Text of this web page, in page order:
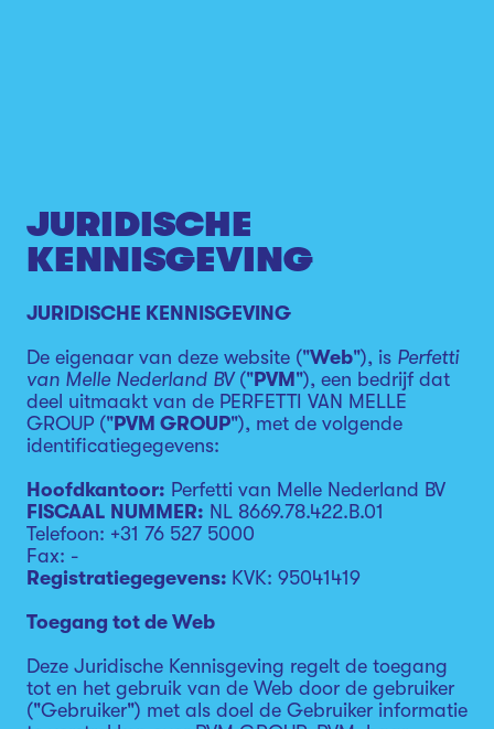
JURIDISCHE
KENNISGEVING
JURIDISCHE KENNISGEVING
De eigenaar van deze website ("Web"), is Perfetti
van Melle Nederland BV(" PVM "), een bedrijf dat
deel uitmaakt van de PERFETTI VAN MELLE
GROUP (" PVM GROUP"), met de volgende
identificatiegegevens:
Hoofdkantoor: Perfetti van Melle Nederland BV
FISCAAL NUMMER: NL 8669.78.422.B.01
Telefoon: +31 76 527 5000
Fax: -
Registratiegegevens: KVK: 95041419
Toegang tot de Web
Deze Juridische Kennisgeving regelt de toegang
tot en het gebruik van de Web door de gebruiker
("Gebruiker") met als doel de Gebruiker informatie